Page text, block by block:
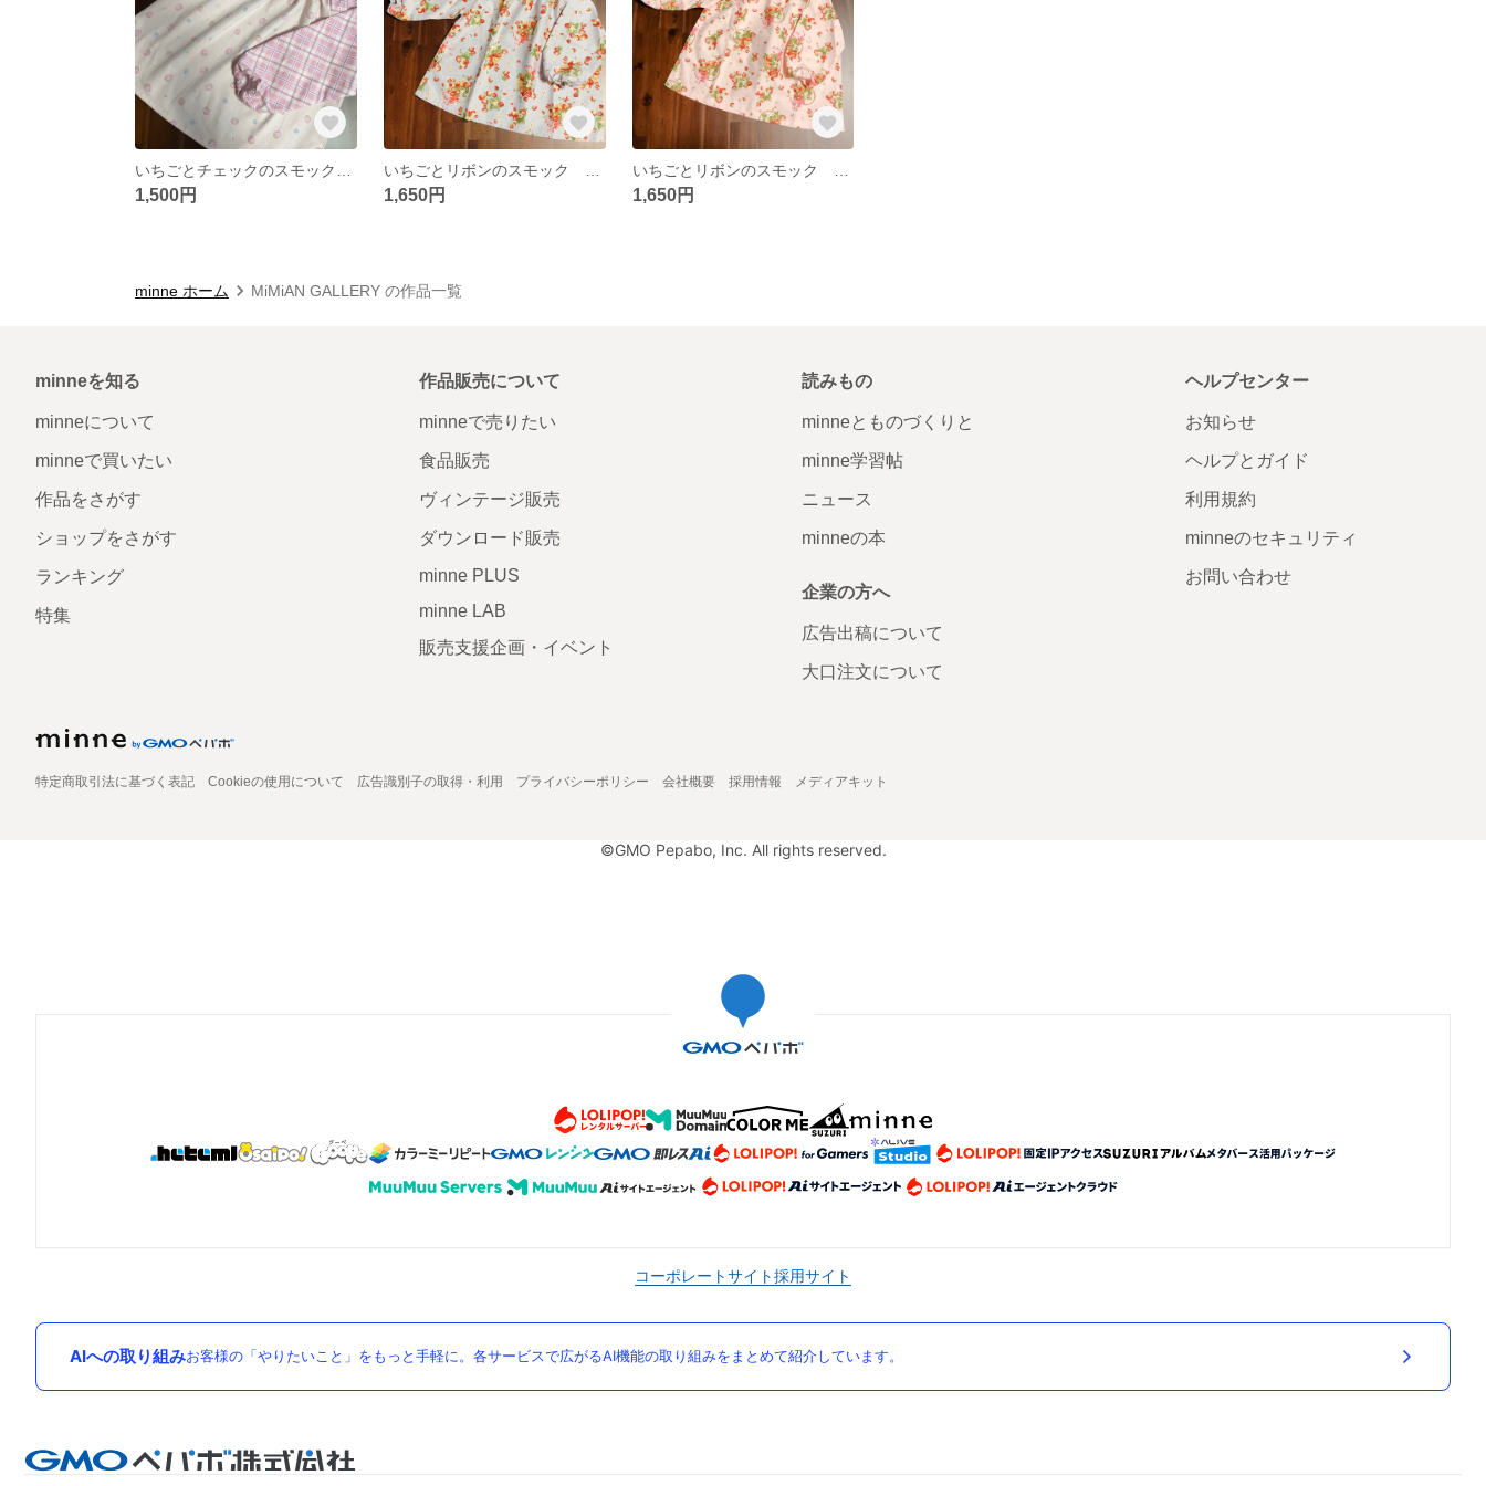
1,500円 1,650円 1,650円
minne ホーム MiMiAN GALLERY の作品一覧
minneを知る
minneについて
minneで買いたい
作品をさがす
ショップをさがす
ランキング
特集
作品販売について
minneで売りたい
食品販売
ヴィンテージ販売
ダウンロード販売
minne PLUS
minne LAB
販売支援企画・イベント
読みもの
minneとものづくりと
minne学習帖
ニュース
minneの本
企業の方へ
広告出稿について
大口注文について
ヘルプセンター
お知らせ
ヘルプとガイド
利用規約
minneのセキュリティ
お問い合わせ
特定商取引法に基づく表記 Cookieの使用について 広告識別子の取得・利用 プライバシーポリシー 会社概要 採用情報 メディアキット
©GMO Pepabo, Inc. All rights reserved.
コーポレートサイト採用サイト
AIへの取り組みお客様の「やりたいこと」をもっと手軽に。各サービスで広がるAI機能の取り組みをまとめて紹介しています。